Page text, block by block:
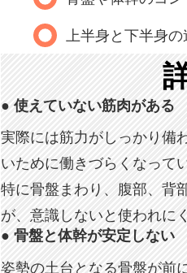
上半身と下半身
● 使えていない筋肉がある
実際には筋力がしっかり備
いために働きづらくなって
特に骨盤まわり、腹部、背
が、意識しないと使われに
● 骨盤と体幹が安定しない
姿勢の土台となる骨盤が前